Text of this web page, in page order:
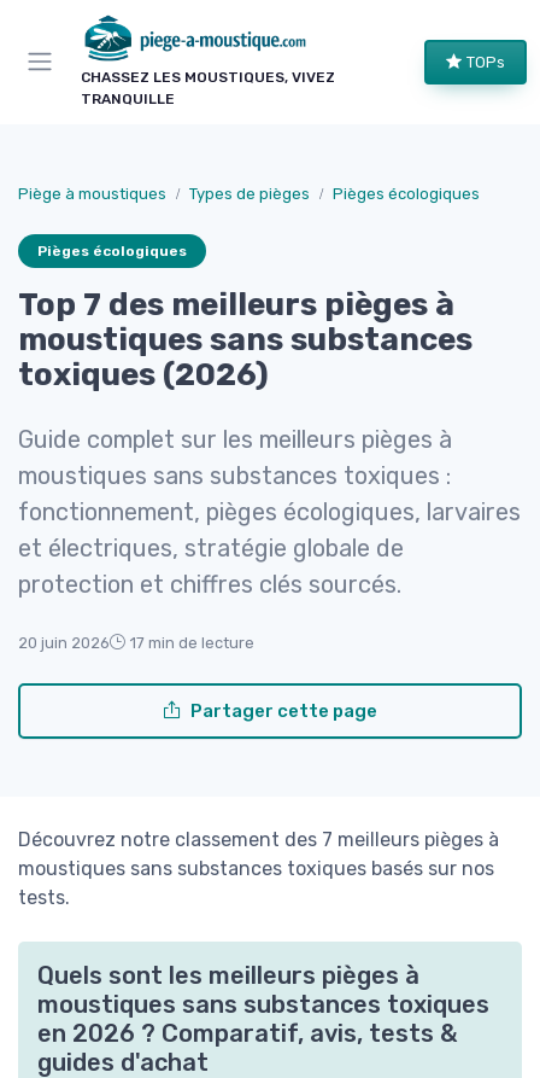
CHASSEZ LES MOUSTIQUES, VIVEZ
TRANQUILLE
TOPs
Piège à moustiques Types de pièges Pièges écologiques
Pièges écologiques
Top 7 des meilleurs pièges à
moustiques sans substances
toxiques (2026)
Guide complet sur les meilleurs pièges à
moustiques sans substances toxiques :
fonctionnement, pièges écologiques, larvaires
et électriques, stratégie globale de
protection et chiffres clés sourcés.
20 juin 2026 17 min de lecture
Partager cette page
Découvrez notre classement des 7 meilleurs pièges à
moustiques sans substances toxiques basés sur nos
tests.
Quels sont les meilleurs pièges à
moustiques sans substances toxiques
en 2026 ? Comparatif, avis, tests &
guides d'achat
Panneau de gestion des cookies